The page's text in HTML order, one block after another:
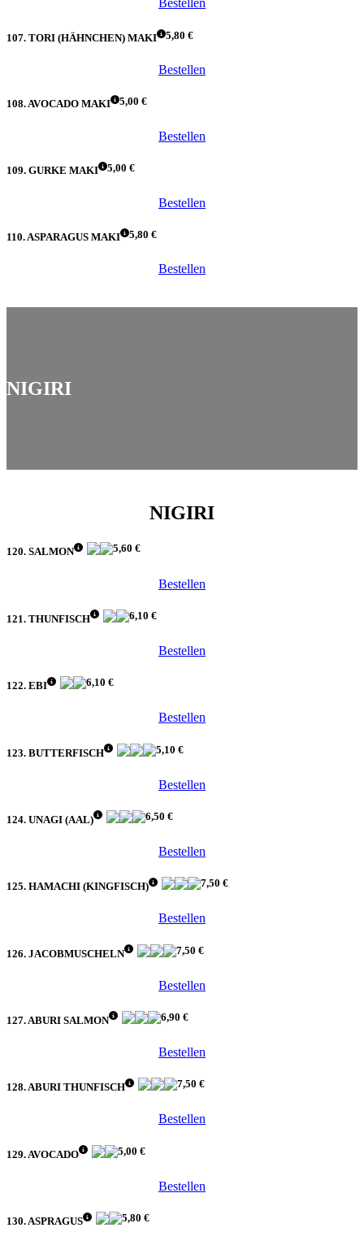
Bestellen
107. TORI (HÄHNCHEN) MAKI 5,80 €
Bestellen
108. AVOCADO MAKI 5,00 €
Bestellen
109. GURKE MAKI 5,00 €
Bestellen
110. ASPARAGUS MAKI 5,80 €
Bestellen
NIGIRI
NIGIRI
120. SALMON 5,60 €
Bestellen
121. THUNFISCH 6,10 €
Bestellen
122. EBI 6,10 €
Bestellen
123. BUTTERFISCH 5,10 €
Bestellen
124. UNAGI (AAL) 6,50 €
Bestellen
125. HAMACHI (KINGFISCH) 7,50 €
Bestellen
126. JACOBMUSCHELN 7,50 €
Bestellen
127. ABURI SALMON 6,90 €
Bestellen
128. ABURI THUNFISCH 7,50 €
Bestellen
129. AVOCADO 5,00 €
Bestellen
130. ASPRAGUS 5,80 €